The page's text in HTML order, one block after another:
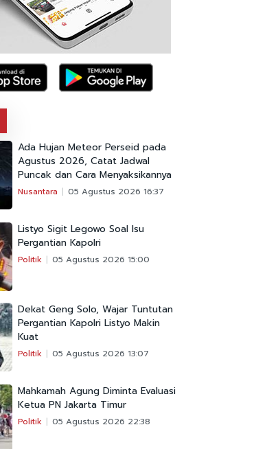
Ada Hujan Meteor Perseid pada
Agustus 2026, Catat Jadwal
Puncak dan Cara Menyaksikannya
Nusantara 05 Agustus 2026 16:37
Listyo Sigit Legowo Soal Isu
Pergantian Kapolri
Politik 05 Agustus 2026 15:00
Dekat Geng Solo, Wajar Tuntutan
Pergantian Kapolri Listyo Makin
Kuat
Politik 05 Agustus 2026 13:07
Mahkamah Agung Diminta Evaluasi
Ketua PN Jakarta Timur
Politik 05 Agustus 2026 22:38